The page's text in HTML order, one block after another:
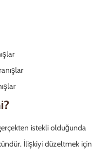
istekli olduğunda
İlişkiyi düzeltmek için